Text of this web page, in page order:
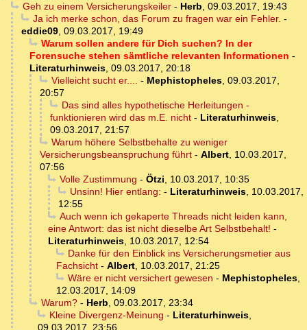
Geh zu einem Versicherungskeiler- Herb, 09.03.2017, 19:43
Ja ich merke schon, das Forum zu fragen war ein Fehler. -
eddie09, 09.03.2017, 19:49
Warum sollen andere für Dich suchen? In der
Forensuche stehen sämtliche relevanten Informationen -
Literaturhinweis, 09.03.2017, 20:18
Vielleicht sucht er.... - Mephistopheles, 09.03.2017,
20:57
Das sind alles hypothetische Herleitungen -
funktionieren wird das m.E. nicht - Literaturhinweis,
09.03.2017, 21:57
Warum höhere Selbstbehalte zu weniger
Versicherungsbeanspruchung führt - Albert, 10.03.2017,
07:56
Volle Zustimmung - Ötzi, 10.03.2017, 10:35
Unsinn! Hier entlang: - Literaturhinweis, 10.03.2017,
12:55
Auch wenn ich gekaperte Threads nicht leiden kann,
eine Antwort: das ist nicht dieselbe Art Selbstbehalt! -
Literaturhinweis, 10.03.2017, 12:54
Danke für den Einblick ins Versicherungsmetier aus
Fachsicht - Albert, 10.03.2017, 21:25
Wäre er nicht versichert gewesen - Mephistopheles,
12.03.2017, 14:09
Warum?- Herb, 09.03.2017, 23:34
Kleine Divergenz-Meinung - Literaturhinweis,
09.03.2017, 23:56